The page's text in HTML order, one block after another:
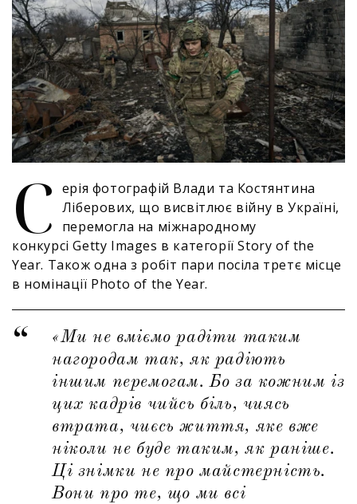
С ерія фотографій Влади та Костянтина
Ліберових, що висвітлює війну в Україні,
перемогла на міжнародному
конкурсі Getty Images в категорії Story of the
Year. Також одна з робіт пари посіла третє місце
в номінації Photo of the Year.
«Ми не вміємо радіти таким
нагородам так, як радіють
іншим перемогам. Бо за кожним із
цих кадрів чийсь біль, чиясь
втрата, чиєсь життя, яке вже
ніколи не буде таким, як раніше.
Ці знімки не про майстерність.
Вони про те, що ми всі